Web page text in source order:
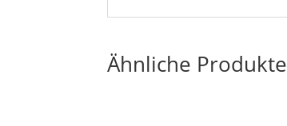
Ähnliche Produkte